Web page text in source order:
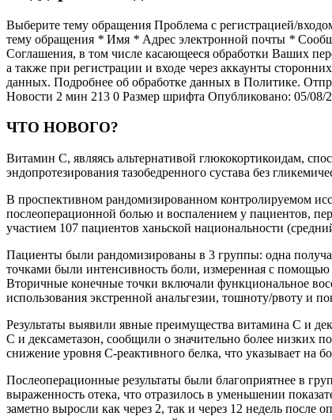
Выберите тему обращения Проблема с регистрацией/
тему обращения * Имя * Адрес электронной почты *
Соглашения, в том числе касающееся обработки Ваших
а также при регистрации и входе через аккаунты
данных. Подробнее об обработке данных в Политике.
Новости 2 мин 213 0 Размер шрифта Опубликовано: 05/08/
ЧТО НОВОГО?
Витамин С, являясь альтернативой глюкокортикоидам,
эндопротезирования тазобедренного сустава без
В проспективном рандомизированном контролируемом
послеоперационной болью и воспалением у пациентов,
участием 107 пациентов ханьской национальности
Пациенты были рандомизированы в 3 группы: одна
точками были интенсивность боли, измеренная с
Вторичные конечные точки включали функциональное
использования экстренной анальгезии, тошноту/рвоту и
Результаты выявили явные преимущества витамина С и
С и дексаметазон, сообщили о значительно более
снижение уровня С-реактивного белка, что указывает на
Послеоперационные результаты были благоприятнее в
выраженность отека, что отразилось в уменьшении
заметно выросли как через 2, так и через 12 недель